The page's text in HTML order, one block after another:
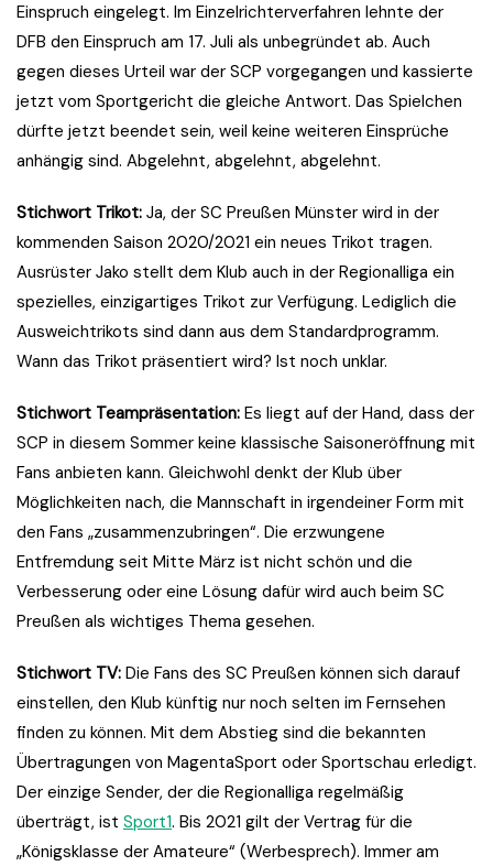
Einspruch eingelegt. Im Einzelrichterverfahren lehnte der
DFB den Einspruch am 17. Juli als unbegründet ab. Auch
gegen dieses Urteil war der SCP vorgegangen und kassierte
jetzt vom Sportgericht die gleiche Antwort. Das Spielchen
dürfte jetzt beendet sein, weil keine weiteren Einsprüche
anhängig sind. Abgelehnt, abgelehnt, abgelehnt.
Stichwort Trikot: Ja, der SC Preußen Münster wird in der
kommenden Saison 2020/2021 ein neues Trikot tragen.
Ausrüster Jako stellt dem Klub auch in der Regionalliga ein
spezielles, einzigartiges Trikot zur Verfügung. Lediglich die
Ausweichtrikots sind dann aus dem Standardprogramm.
Wann das Trikot präsentiert wird? Ist noch unklar.
Stichwort Teampräsentation: Es liegt auf der Hand, dass der
SCP in diesem Sommer keine klassische Saisoneröffnung mit
Fans anbieten kann. Gleichwohl denkt der Klub über
Möglichkeiten nach, die Mannschaft in irgendeiner Form mit
den Fans „zusammenzubringen“. Die erzwungene
Entfremdung seit Mitte März ist nicht schön und die
Verbesserung oder eine Lösung dafür wird auch beim SC
Preußen als wichtiges Thema gesehen.
Stichwort TV: Die Fans des SC Preußen können sich darauf
einstellen, den Klub künftig nur noch selten im Fernsehen
finden zu können. Mit dem Abstieg sind die bekannten
Übertragungen von MagentaSport oder Sportschau erledigt.
Der einzige Sender, der die Regionalliga regelmäßig
überträgt, ist Sport1. Bis 2021 gilt der Vertrag für die
„Königsklasse der Amateure“ (Werbesprech). Immer am